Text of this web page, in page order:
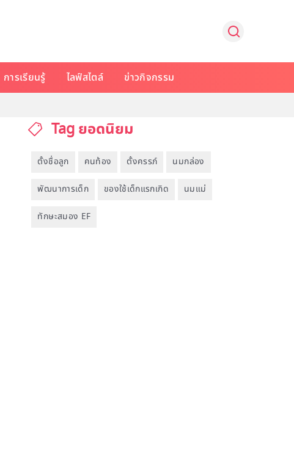
การเรียนรู้ ไลฟ์สไตล์ ข่าวกิจกรรม
Tag ยอดนิยม
ตั้งชื่อลูก คนท้อง ตั้งครรภ์ นมกล่อง
พัฒนาการเด็ก ของใช้เด็กแรกเกิด นมแม่
ทักษะสมอง EF